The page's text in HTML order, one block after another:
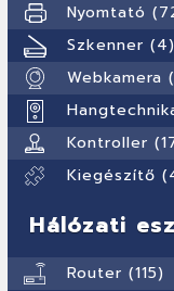
Nyomtató
Szkenner (4)
Webkamera
Kontroller
Kiegészítő
Hálózati
Router (115)